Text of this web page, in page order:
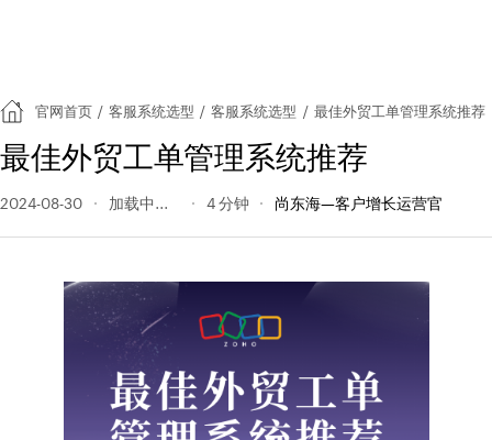
官网首页 / 客服系统选型 / 客服系统选型 / 最佳外贸工单管理系统推荐
最佳外贸工单管理系统推荐
2024-08-30 113 阅读量 4 分钟 尚东海—客户增长运营官